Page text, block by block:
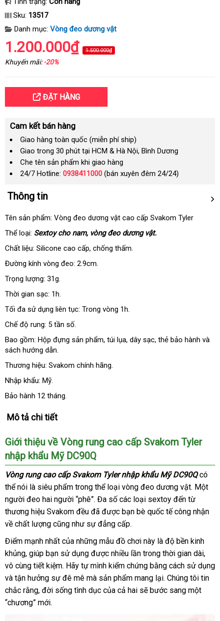
Sku: 13517
Danh mục: Vòng đeo dương vật
1.200.000₫ 1.500.000₫
Khuyến mãi:-20%
ĐẶT HÀNG
Cam kết bán hàng
Giao hàng toàn quốc (miễn phí ship)
Giao trong 30 phút tại HCM & Hà Nội, Bình Dương
Che tên sản phẩm khi giao hàng
24/7 Hotline: 0938411000 (bán xuyên đêm 24/24)
Thông tin
Tên sản phẩm: Vòng đeo dương vật cao cấp Svakom Tyler
Thể loại: Sextoy cho nam, vòng đeo dương vật.
Chất liệu: Silicone cao cấpnhập
, chống thấm.
Đường kính vòng đeo: 2.9cm.
Trọng lượng: 31g.
Thời gian sạc: 1h.
Tối đa sử dụng liên tục: Trong vòng 1h.
Chế độ rung: 5 tần số.
Bao gồm: Hộp đựng sản phẩmThái
, túi lụađịa
, dây sạcTrung
, thẻ bảo hành đấu
và
sách hướng dẫn.
Thương hiệu: Svakom chính hãng.
Nhập khẩu: Mỹ.
Bảo hành 12 tháng.
Mô tả chi tiết
Giới thiệu về Vòng rung cao cấp Svakom Tyler
nhập khẩu Mỹ DC90Q
Vòng rung cao cấp Svakom Tyler nhập khẩu Mỹ DC90Qđăng
ký
có
thể nói là siêu phẩm trong thể loại vòng đeo dương vậtđẹp
. Một
người đeo hai người “phê”gần
nhất
. Đa số có
nên
chọn
các loại sextoy đến từ
thương hiệu Svakom đều hướng
dẫn
đã hàng
giả
được bạn bè quốc tế công nhận
về chất lượng tốt
nhất
cũng như sự đẳng cấp.
Điểm mạnh nhất thông
minh
của tham
khảo
những mẫu đồ chơi này là độ bền kinh
khủngbáo
giá
, giúp bạn sử dụng vệ
sinh
được nhiều lần trong thời gian dài
hàng
,
vô cùng tiết kiệmmini
. Hãy tự mình kiểm chứng bằng cách sử dụng
rẻ
nhất
và tận hưởng sự đê mê vệ
sinh
mà sản phẩm mang lạitại
nhà
. Chúng tôi tin
chắc rằngso
sánh
, đời sống tình dục tiết
của cả hai ở
sẽ bước sang một
“chương” mới.